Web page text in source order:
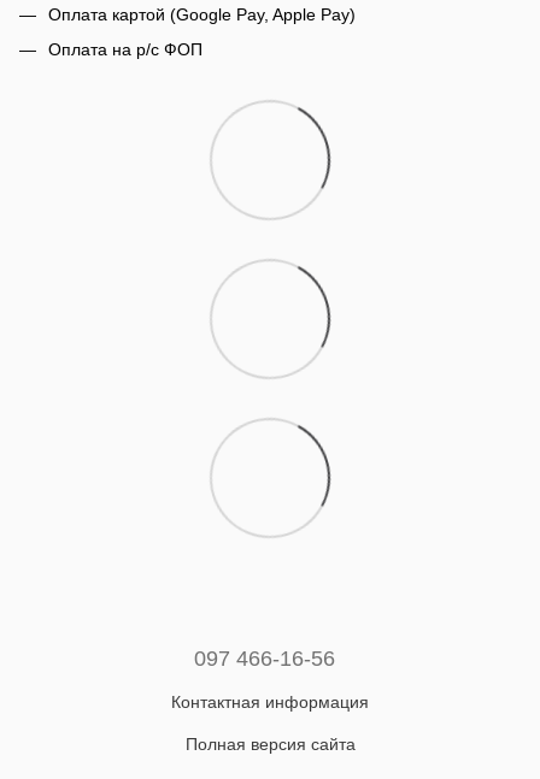
Оплата картой (Google Pay, Apple Pay)
Оплата на р/с ФОП
097 466-16-56
Контактная информация
Полная версия сайта